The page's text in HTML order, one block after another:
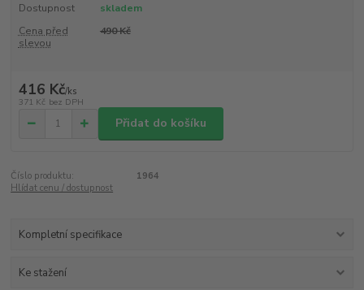
Dostupnost
skladem
Cena před
slevou
490 Kč
416 Kč/ks
371 Kč bez DPH
Přidat do košíku
Číslo produktu:
1964
Hlídat cenu / dostupnost
Kompletní specifikace
Ke stažení